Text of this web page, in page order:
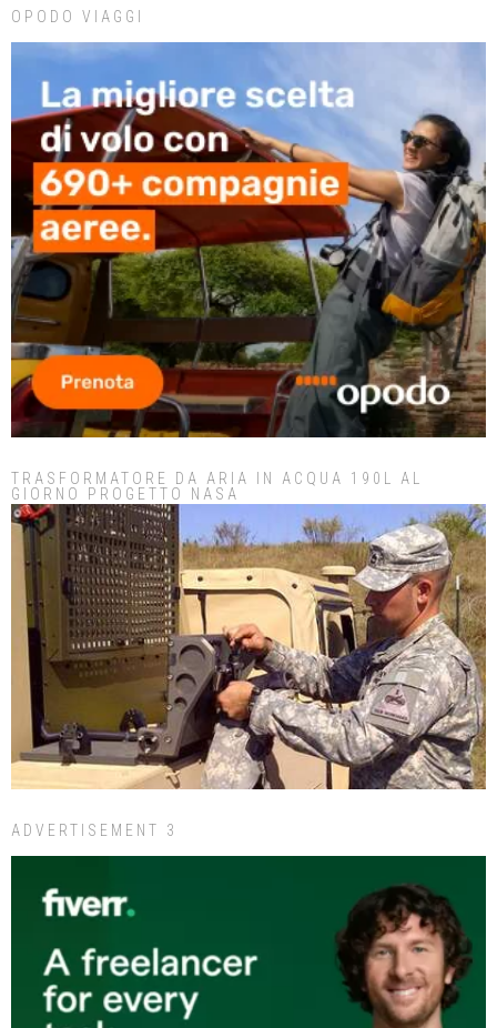
OPODO VIAGGI
TRASFORMATORE DA ARIA IN ACQUA 190L AL
GIORNO PROGETTO NASA
ADVERTISEMENT 3